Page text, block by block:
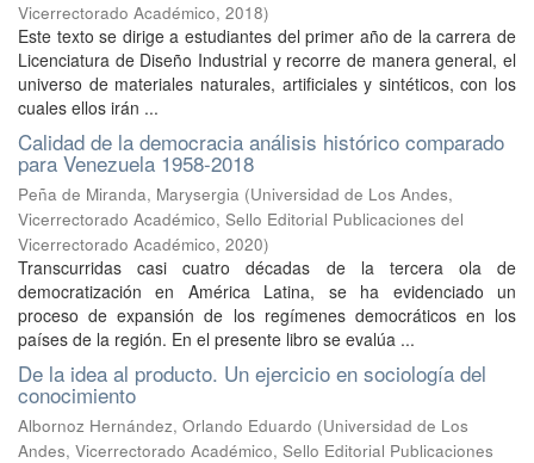
Vicerrectorado Académico, 2018)
Este texto se dirige a estudiantes del primer año de la carrera de
Licenciatura de Diseño Industrial y recorre de manera general, el
universo de materiales naturales, artificiales y sintéticos, con los
cuales ellos irán ...
Calidad de la democracia análisis histórico comparado
para Venezuela 1958-2018
Peña de Miranda, Marysergia (Universidad de Los Andes,
Vicerrectorado Académico, Sello Editorial Publicaciones del
Vicerrectorado Académico, 2020)
Transcurridas casi cuatro décadas de la tercera ola de
democratización en América Latina, se ha evidenciado un
proceso de expansión de los regímenes democráticos en los
países de la región. En el presente libro se evalúa ...
De la idea al producto. Un ejercicio en sociología del
conocimiento
Albornoz Hernández, Orlando Eduardo (Universidad de Los
Andes, Vicerrectorado Académico, Sello Editorial Publicaciones